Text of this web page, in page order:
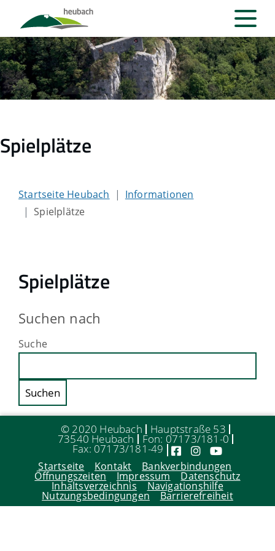
Spielplätze
Startseite Heubach
Informationen
Spielplätze
Spielplätze
Suchen nach
Suche
© 2020 Heubach Hauptstraße 53
73540 Heubach Fon: 07173/181-0
Fax: 07173/181-49
Startseite Kontakt Bankverbindungen
Öffnungszeiten Impressum Datenschutz
Inhaltsverzeichnis Navigationshilfe
Nutzungsbedingungen Barrierefreiheit